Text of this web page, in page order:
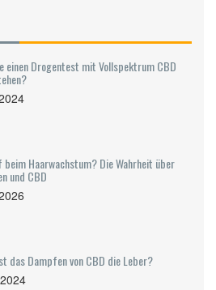
gemeinsam diese
missverstandene Welt des
erforschen!
einen Drogentest mit Vollspektrum CBD
Haarwachstum? Die Wahrheit über
und CBD
das Dampfen von CBD die Leber?